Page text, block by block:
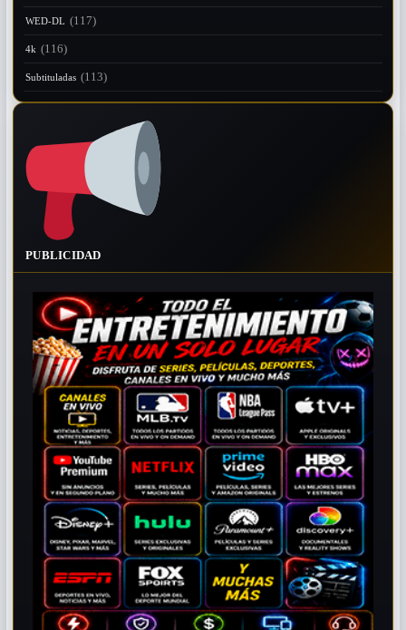
WED-DL (117)
4k (116)
Subtituladas (113)
PUBLICIDAD